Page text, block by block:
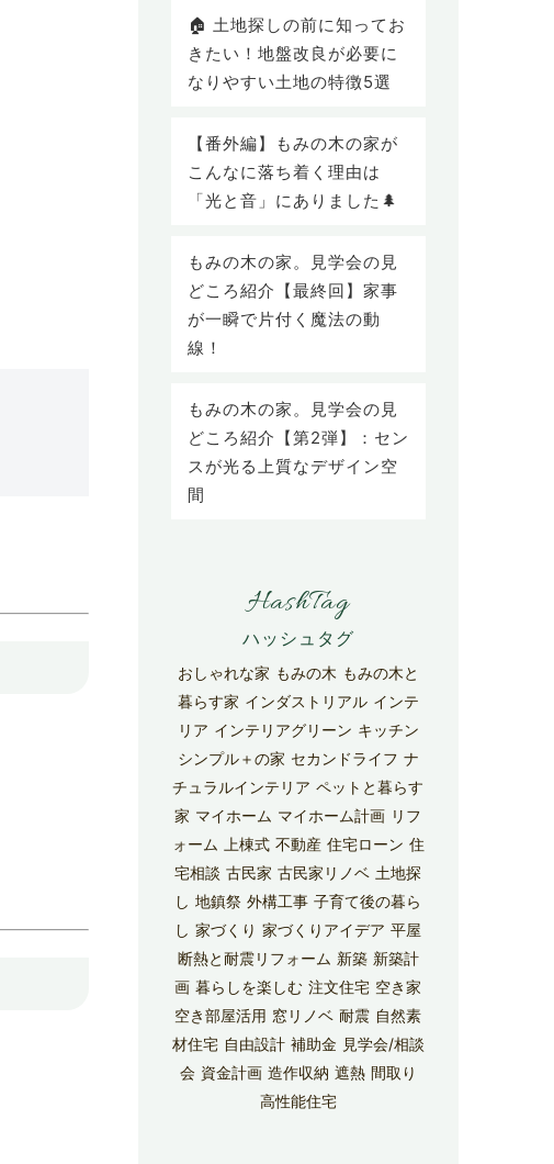
🏠 土地探しの前に知ってお
きたい！地盤改良が必要に
なりやすい土地の特徴5選
【番外編】もみの木の家が
こんなに落ち着く理由は
「光と音」にありました🌲
もみの木の家。見学会の見
どころ紹介【最終回】家事
が一瞬で片付く魔法の動
線！
もみの木の家。見学会の見
どころ紹介【第2弾】：セン
スが光る上質なデザイン空
間
HashTag
おしゃれな家 もみの木 もみの木と
暮らす家 インダストリアル インテ
リア インテリアグリーン キッチン
シンプル＋の家 セカンドライフ ナ
チュラルインテリア ペットと暮らす
家 マイホーム マイホーム計画 リフ
ォーム
上棟式 不動産 住宅ローン 住
宅相談 古民家 古民家リノベ 土地探
し 地鎮祭 外構工事 子育て後の暮ら
し 家づくり 家づくりアイデア 平屋
断熱と耐震リフォーム 新築 新築計
画 暮らしを楽しむ 注文住宅 空き家
空き部屋活用 窓リノベ 耐震 自然素
材住宅 自由設計 補助金 見学会/相談
会 資金計画 造作収納 遮熱 間取り
高性能住宅